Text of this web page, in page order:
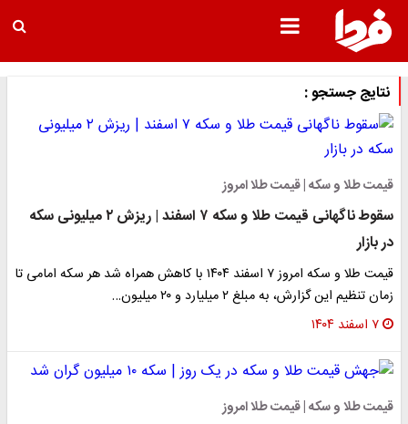
نتایج جستجو :
قیمت طلا و سکه | قیمت طلا امروز
سقوط ناگهانی قیمت طلا و سکه ۷ اسفند | ریزش ۲ میلیونی سکه
در بازار
قیمت طلا و سکه امروز ۷ اسفند ۱۴۰۴ با کاهش همراه شد هر سکه امامی تا
زمان تنظیم این گزارش، به مبلغ ۲ میلیارد و ۲۰ میلیون…
۷ اسفند ۱۴۰۴
قیمت طلا و سکه | قیمت طلا امروز